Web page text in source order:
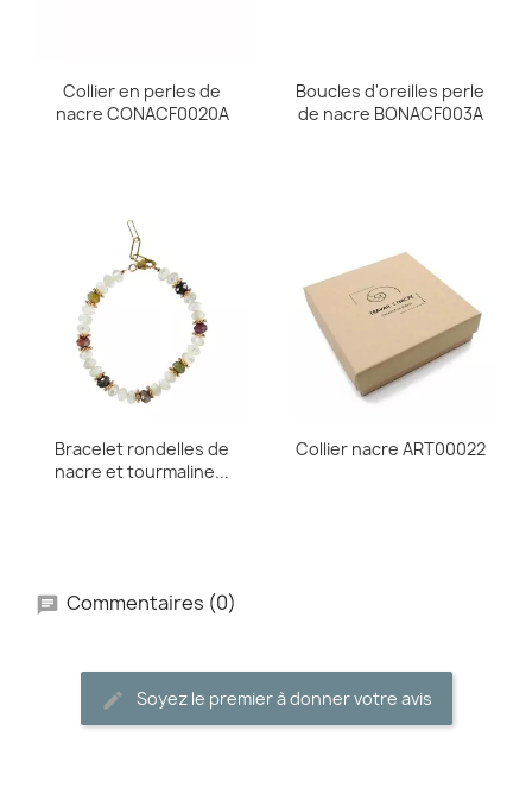
Collier en perles de
nacre CONACF0020A
Boucles d'oreilles perle
de nacre BONACF003A
Bracelet rondelles de
nacre et tourmaline...
Collier nacre ART00022
Commentaires (0)
Soyez le premier à donner votre avis